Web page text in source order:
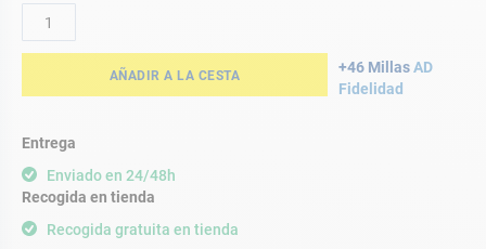
AÑADIR A LA CESTA +46 MillasAD
Fidelidad
Entrega
Enviado en 24/48h
Recogida gratuita en tienda
Recogida en tienda